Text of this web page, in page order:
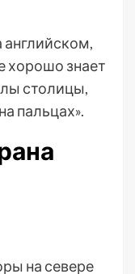
английском,
хорошо знает
столицы,
пальцах».
на севере